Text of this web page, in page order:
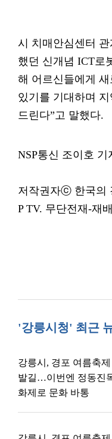
시 치매안심센터
했던 신개념 ICT로
해 어르신들에게
있기를 기대하며
드린다”고 말했다.
NSP통신 조이호 기
저작권자ⓒ 한국의
P TV. 무단전재-재
'강릉시청' 최근
강릉시, 경포 여름축제
발길…이번엔 정동진
화제로 문화 바통